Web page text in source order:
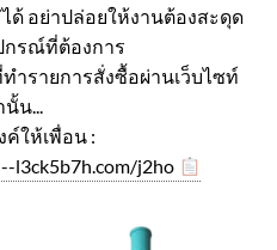
อย่าปล่อยให้งานต้องสะดุด
กรณ์ที่ต้องการ
ำรายการสั่งซื้อผ่านเว็บไซท์
นั้น...
ค์ให้เพื่อน :
l3ck5b7h.com/j2ho